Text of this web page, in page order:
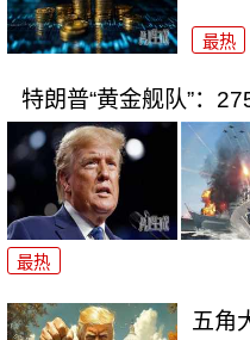
最热
特朗普“黄金舰队”：
最热
五角